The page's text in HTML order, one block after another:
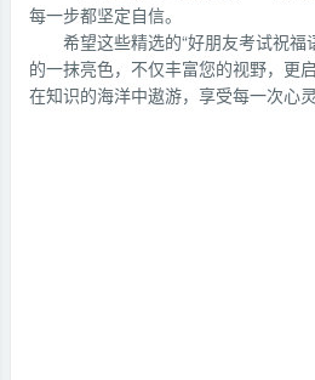
每一步都坚定自信。
希望这些精选的“好朋友考试祝福
的一抹亮色，不仅丰富您的视野，更
在知识的海洋中遨游，享受每一次心